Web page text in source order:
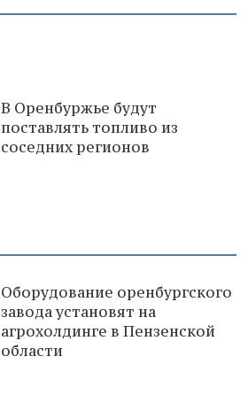
В Оренбуржье будут
поставлять топливо из
соседних регионов
Оборудование оренбургского
завода установят на
агрохолдинге в Пензенской
области